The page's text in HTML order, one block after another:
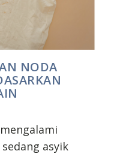
NODA
asyik